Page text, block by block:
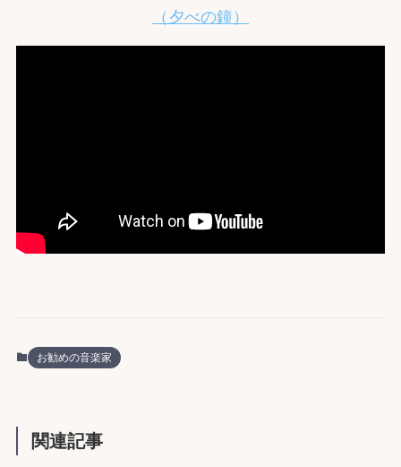
（夕べの鐘）
お勧めの音楽家
関連記事